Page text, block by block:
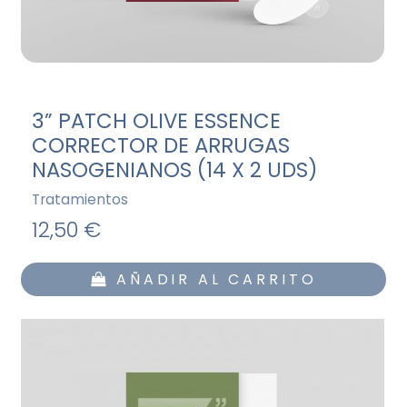
3” PATCH OLIVE ESSENCE
CORRECTOR DE ARRUGAS
NASOGENIANOS (14 X 2 UDS)
Tratamientos
12,50 €
AÑADIR AL CARRITO